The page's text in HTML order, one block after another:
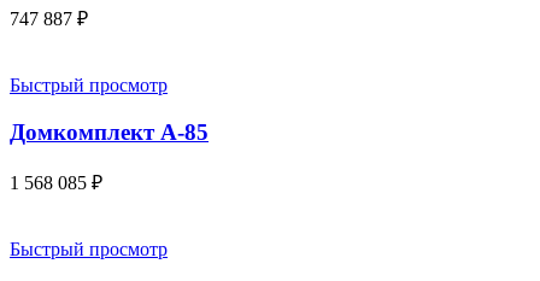
747 887 ₽
Быстрый просмотр
Домкомплект А-85
1 568 085 ₽
Быстрый просмотр